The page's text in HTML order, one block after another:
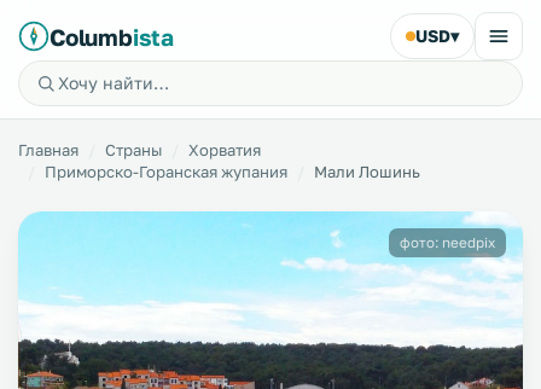
Columbista USD▾
Главная Страны
Хорватия
Приморско-Горанская жупания
Мали Лошинь
фото: needpix